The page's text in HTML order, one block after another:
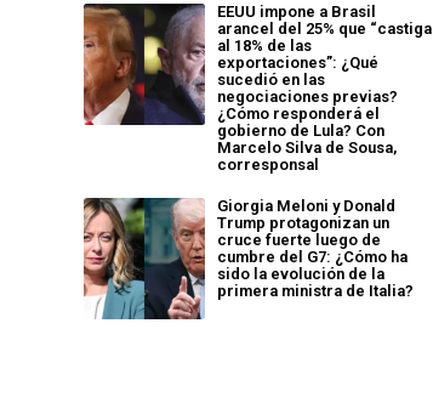
EEUU impone a Brasil
arancel del 25% que “castiga
al 18% de las
exportaciones”: ¿Qué
sucedió en las
negociaciones previas?
¿Cómo responderá el
gobierno de Lula? Con
Marcelo Silva de Sousa,
corresponsal
Giorgia Meloni y Donald
Trump protagonizan un
cruce fuerte luego de
cumbre del G7: ¿Cómo ha
sido la evolución de la
primera ministra de Italia?